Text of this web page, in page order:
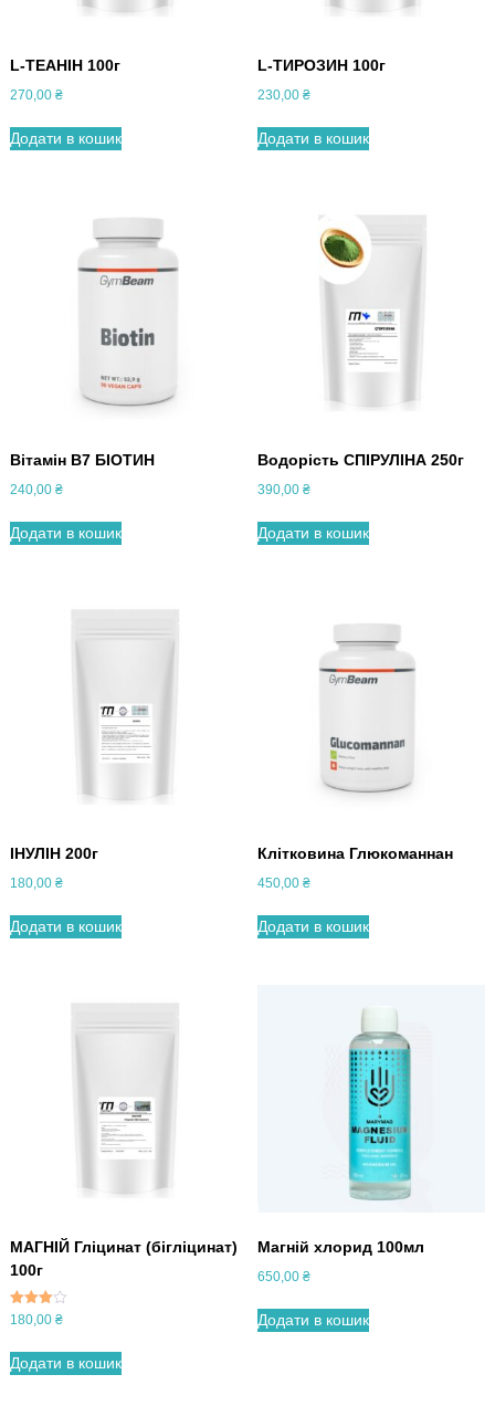
L-ТЕАНІН 100г
270,00 ₴
Додати в кошик
L-ТИРОЗИН 100г
230,00 ₴
Додати в кошик
Вітамін В7 БІОТИН
240,00 ₴
Додати в кошик
Водорість СПІРУЛІНА 250г
390,00 ₴
Додати в кошик
ІНУЛІН 200г
180,00 ₴
Додати в кошик
Клітковина Глюкоманнан
450,00 ₴
Додати в кошик
МАГНІЙ Гліцинат (бігліцинат)
100г
Оцінено
з 5
180,00 ₴
Додати в кошик
Магній хлорид 100мл
650,00 ₴
Додати в кошик